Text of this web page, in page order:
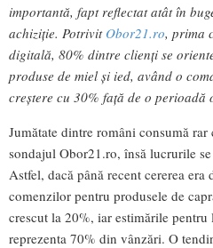
importantă, fapt reflectat atât în
achiziție. Potrivit Obor21.ro, prima
digitală, 80% dintre clienți se
produse de miel și ied, având o
creștere cu 30% față de o perioadă
Jumătate dintre români consumă
sondajul Obor21.ro, însă lucrurile
Astfel, dacă până recent cererea
comenzilor pentru produsele de
crescut la 20%, iar estimările pentru
reprezenta 70% din vânzări. O